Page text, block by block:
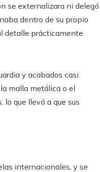
se externalizara ni delegó
dentro de su propio
detalle prácticamente
y acabados casi
malla metálica o el
que llevó a que sus
internacionales, y se